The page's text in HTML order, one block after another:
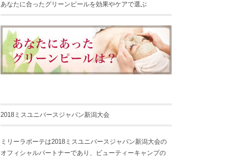
あなたに合ったグリーンピールを効果やケアで選ぶ
2018ミスユニバースジャパン新潟大会
ミリーラボーテは2018ミスユニバースジャパン新潟大会の
オフィシャルパートナーであり、ビューティーキャンプの